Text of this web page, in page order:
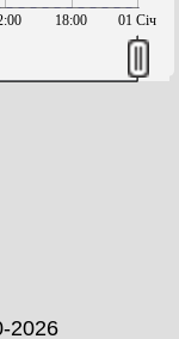
18:00 01 Січ
2026